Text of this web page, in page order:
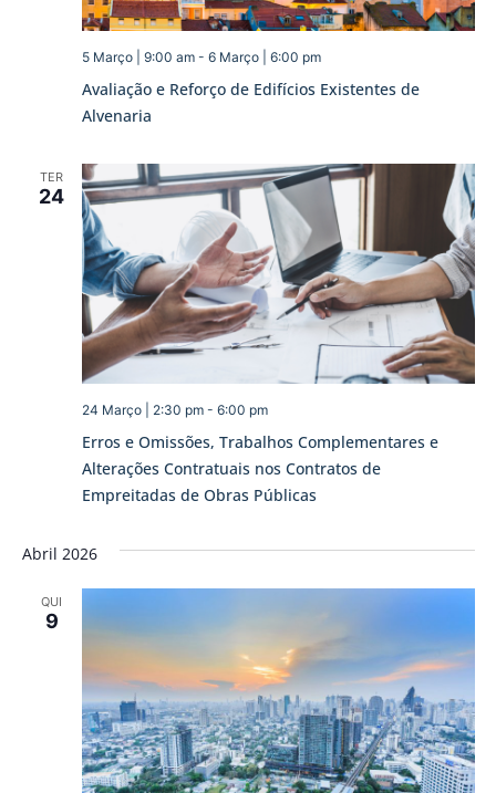
Avaliação e Reforço de Edifícios Existentes de
Alvenaria
5 Março | 9:00 am- 6 Março | 6:00 pm
TER
24
Erros e Omissões, Trabalhos Complementares e
Alterações Contratuais nos Contratos de
Empreitadas de Obras Públicas
24 Março | 2:30 pm- 6:00 pm
Abril 2026
QUI
9